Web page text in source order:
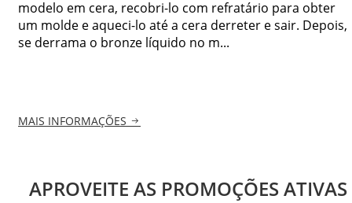
modelo em cera, recobri-lo com refratário para obter
um molde e aqueci-lo até a cera derreter e sair. Depois,
se derrama o bronze líquido no m...
MAIS INFORMAÇÕES
APROVEITE AS PROMOÇÕES ATIVAS